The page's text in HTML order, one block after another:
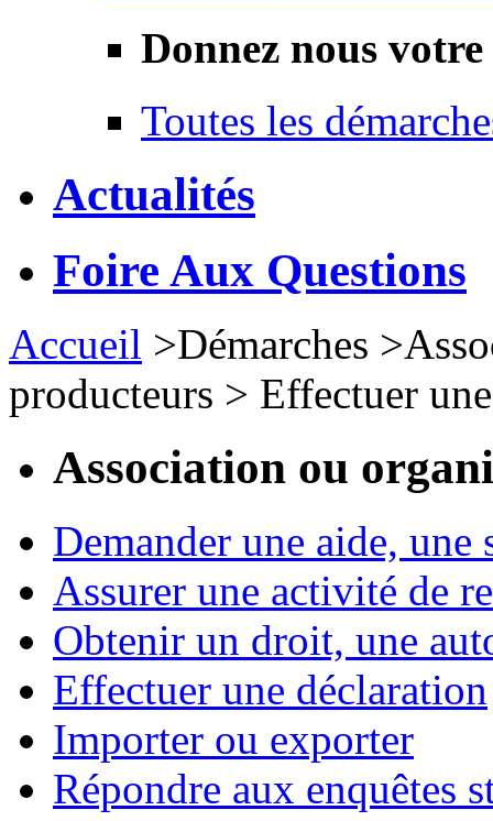
Donnez nous
Toutes les
Actualités
Foire Aux Questions
Accueil >Démarches >
producteurs > Effectuer
Association ou
Demander une aide, une
Assurer une activité de
Obtenir un droit, une
Effectuer une déclaration
Importer ou exporter
Répondre aux enquêtes